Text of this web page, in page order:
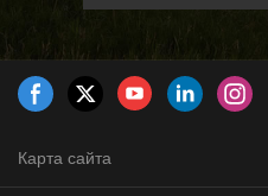
Карта сайта